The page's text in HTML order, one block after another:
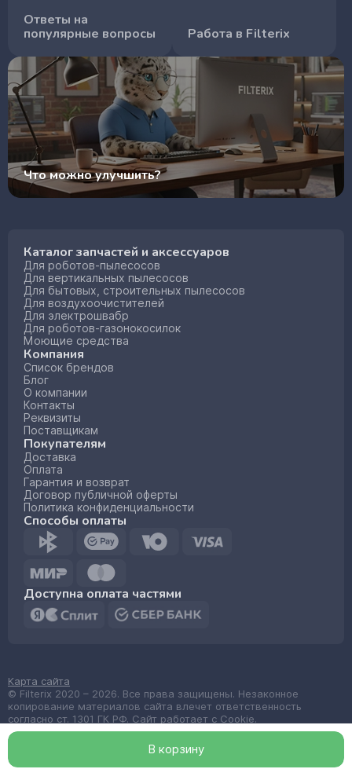
В корзину
Ответы на
популярные вопросы
Работа в Filterix
Что можно улучшить?
Каталог запчастей и аксессуаров
Для роботов-пылесосов
Для вертикальных пылесосов
Для бытовых, строительных пылесосов
Для воздухоочистителей
Для электрошвабр
Для роботов-газонокосилок
Моющие средства
Компания
Список брендов
Блог
О компании
Контакты
Реквизиты
Поставщикам
Покупателям
Доставка
Оплата
Гарантия и возврат
Договор публичной оферты
Политика конфиденциальности
Способы оплаты
Доступна оплата частями
© Filterix 2020 – 2026. Все права защищены. Незаконное
копирование материалов сайта влечет ответственность
согласно ст. 1301 ГК РФ. Сайт работает с Cookie.
Карта сайта
Made by